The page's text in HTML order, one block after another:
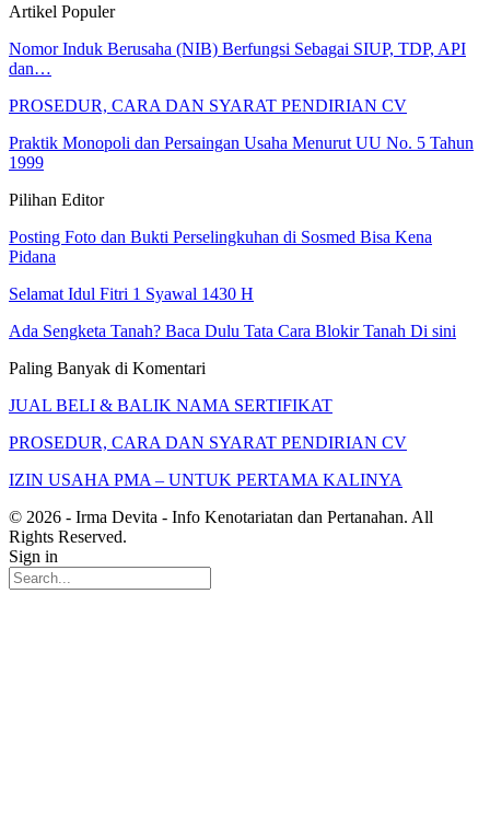
Artikel Populer
Nomor Induk Berusaha (NIB) Berfungsi Sebagai SIUP, TDP, API
dan…
PROSEDUR, CARA DAN SYARAT PENDIRIAN CV
Praktik Monopoli dan Persaingan Usaha Menurut UU No. 5 Tahun
1999
Pilihan Editor
Posting Foto dan Bukti Perselingkuhan di Sosmed Bisa Kena
Pidana
Selamat Idul Fitri 1 Syawal 1430 H
Ada Sengketa Tanah? Baca Dulu Tata Cara Blokir Tanah Di sini
Paling Banyak di Komentari
JUAL BELI & BALIK NAMA SERTIFIKAT
PROSEDUR, CARA DAN SYARAT PENDIRIAN CV
IZIN USAHA PMA – UNTUK PERTAMA KALINYA
© 2026 - Irma Devita - Info Kenotariatan dan Pertanahan. All
Rights Reserved.
Sign in